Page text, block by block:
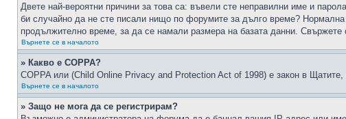
Двете най-вероятни причини за това са: въвели сте неправилни име и
би случайно да не сте писали нищо по форумите за дълго време? Нормална
продължително време, за да се намали размера на базата данни. Свържете
Върнете се в началото
» Какво е COPPA?
COPPA или (Child Online Privacy and Protection Act of 1998) е закон в
Върнете се в началото
» Защо не мога да се регистрирам?